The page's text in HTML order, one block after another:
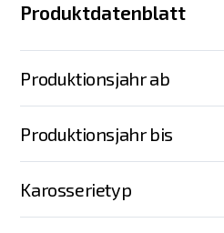
Produktdatenblatt
Produktionsjahr ab
Produktionsjahr bis
Karosserietyp